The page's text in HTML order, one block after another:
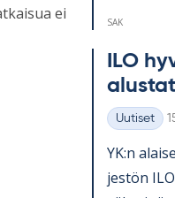
ei
SAK
ILO
Kategoriat
Uutiset
YK:n
jes­tön